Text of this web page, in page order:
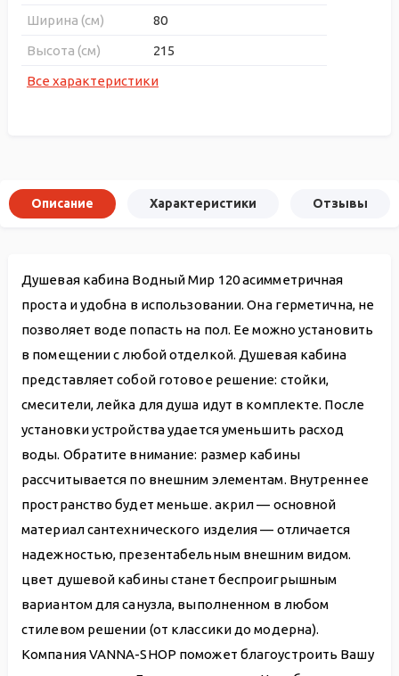
Ширина (см)
80
Высота (см)
215
Все характеристики
Описание Характеристики Отзывы
Душевая кабина Водный Мир 120 асимметричная
проста и удобна в использовании. Она герметична, не
позволяет воде попасть на пол. Ее можно установить
в помещении с любой отделкой. Душевая кабина
представляет собой готовое решение: стойки,
смесители, лейка для душа идут в комплекте. После
установки устройства удается уменьшить расход
воды. Обратите внимание: размер кабины
рассчитывается по внешним элементам. Внутреннее
пространство будет меньше. акрил — основной
материал сантехнического изделия — отличается
надежностью, презентабельным внешним видом.
цвет душевой кабины станет беспроигрышным
вариантом для санузла, выполненном в любом
стилевом решении (от классики до модерна).
Компания VANNA-SHOP поможет благоустроить Вашу